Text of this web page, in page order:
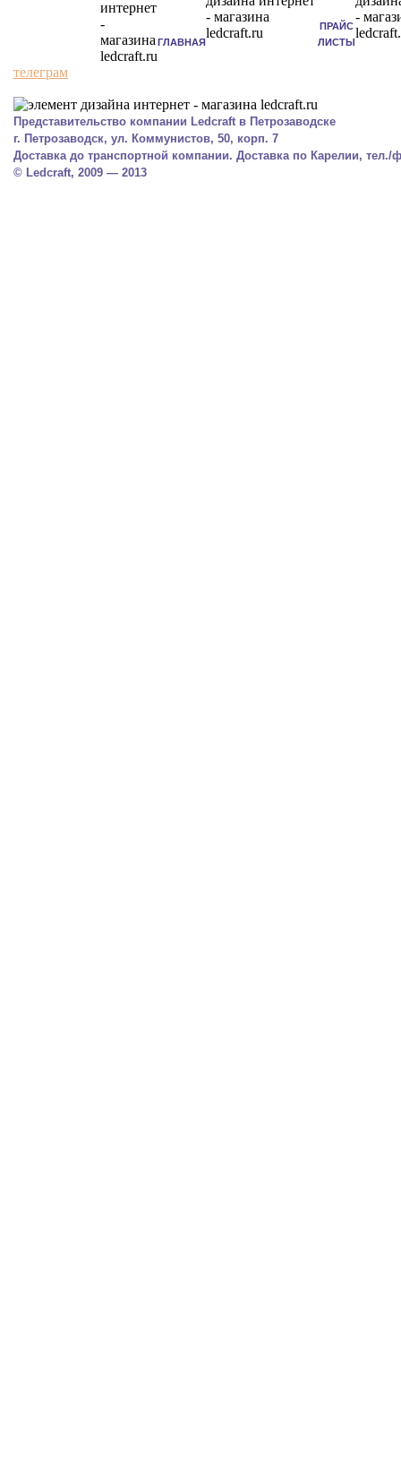
ГЛАВНАЯ
ПРАЙС
ЛИСТЫ
телеграм
Представительство компании Ledcraft в Петрозаводске
г. Петрозаводск, ул. Коммунистов, 50, корп. 7
Доставка до транспортной компании. Доставка по Карелии, тел./
© Ledcraft, 2009 — 2013